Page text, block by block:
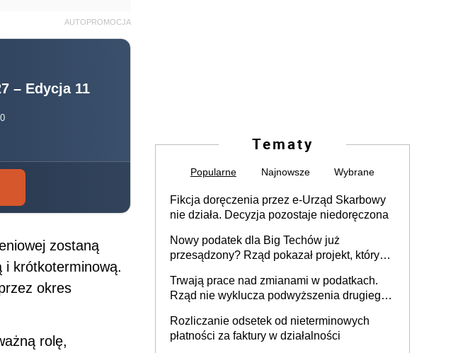
AUTOPROMOCJA
– Edycja 11
zostaną
i krótkoterminową.
okres
rolę,
Tematy
Popularne Najnowsze Wybrane
Fikcja doręczenia przez e-Urząd Skarbowy
nie działa. Decyzja pozostaje niedoręczona
Nowy podatek dla Big Techów już
przesądzony? Rząd pokazał projekt, który
Trwają prace nad zmianami w podatkach.
Rząd nie wyklucza podwyższenia drugiego
Rozliczanie odsetek od nieterminowych
płatności za faktury w działalności